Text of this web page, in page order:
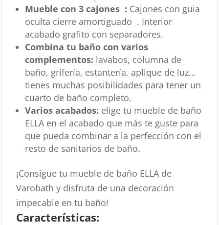
Mueble con 3 cajones : Cajones con guia
oculta cierre amortiguado . Interior
acabado grafito con separadores.
Combina tu baño con varios
complementos: lavabos, columna de
baño, grifería, estantería, aplique de luz...
tienes muchas posibilidades para tener un
cuarto de baño completo.
Varios acabados: elige tu mueble de baño
ELLA en el acabado que más te guste para
que pueda combinar a la perfección con el
resto de sanitarios de baño.
¡Consigue tu mueble de baño ELLA de
Varobath y disfruta de una decoración
impecable en tu baño!
Características: